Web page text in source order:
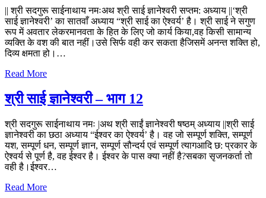
|| श्री सदगुरू साईनाथाय नमःअथ श्री साई ज्ञानेश्वरी सप्तम: अध्याय ||‘श्री
साई ज्ञानेश्वरी’ का सातवाँ अध्याय “श्री साई का ऐश्वर्य’ है। श्री साई ने सगुण
रूप में अवतार लेकरमानवता के हित के लिए जो कार्य किया,वह किसी सामान्य
व्यक्ति के वश की बात नहीं।उसे सिर्फ वही कर सकता हैजिसमें अनन्त शक्ति हो,
दिव्य क्षमता हो।…
Read More
श्री साई ज्ञानेश्वरी – भाग 12
श्री सदगुरू साईनाथाय नमः |अथ श्री साईं ज्ञानेश्वरी षष्ठम्‌ अध्याय ||श्री साई
ज्ञानेश्वरी का छठा अध्याय “ईश्वर का ऐश्वर्य’ है। वह जो सम्पूर्ण शक्ति, सम्पूर्ण
यश, सम्पूर्ण धन, सम्पूर्ण ज्ञान, सम्पूर्ण सौन्दर्य एवं सम्पूर्ण त्यागआदि छ: प्रकार के
ऐश्वर्य से पूर्ण है, वह ईश्वर है। ईश्वर के पास क्‍या नहीं है?सबका सृजनकर्ता तो
वही है।ईश्वर…
Read More